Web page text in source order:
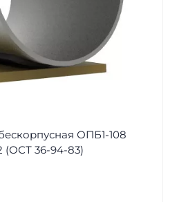
ОПБ1-108
(ОСТ 36-94-83)